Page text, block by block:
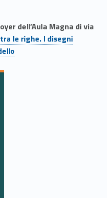
dell’Aula Magna di via
le righe. Idisegni